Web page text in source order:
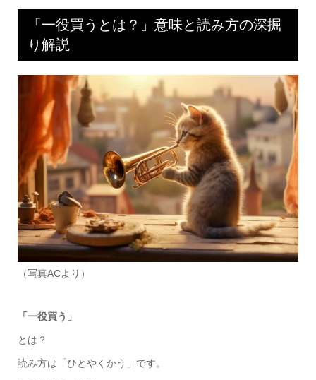
「一役買うとは？」意味と読み方の深掘
り解説
（写真ACより）
「一役買う」
とは？
読み方は「ひとやくかう」です。